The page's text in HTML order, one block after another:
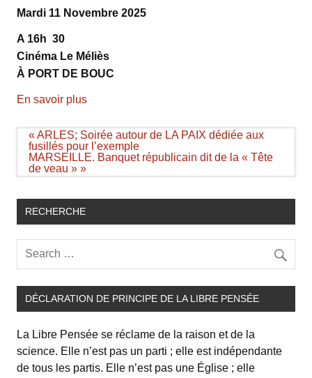
Mardi 11 Novembre 2025
A 16h 30
Cinéma Le Méliès
À PORT DE BOUC
En savoir plus
Navigation
de
l’article
« ARLES; Soirée autour de LA PAIX dédiée aux
fusillés pour l’exemple
MARSEILLE. Banquet républicain dit de la « Tête
de veau » »
RECHERCHE
DÉCLARATION DE PRINCIPE DE LA LIBRE PENSÉE
La Libre Pensée se réclame de la raison et de la
science. Elle n’est pas un parti ; elle est indépendante
de tous les partis. Elle n’est pas une Église ; elle